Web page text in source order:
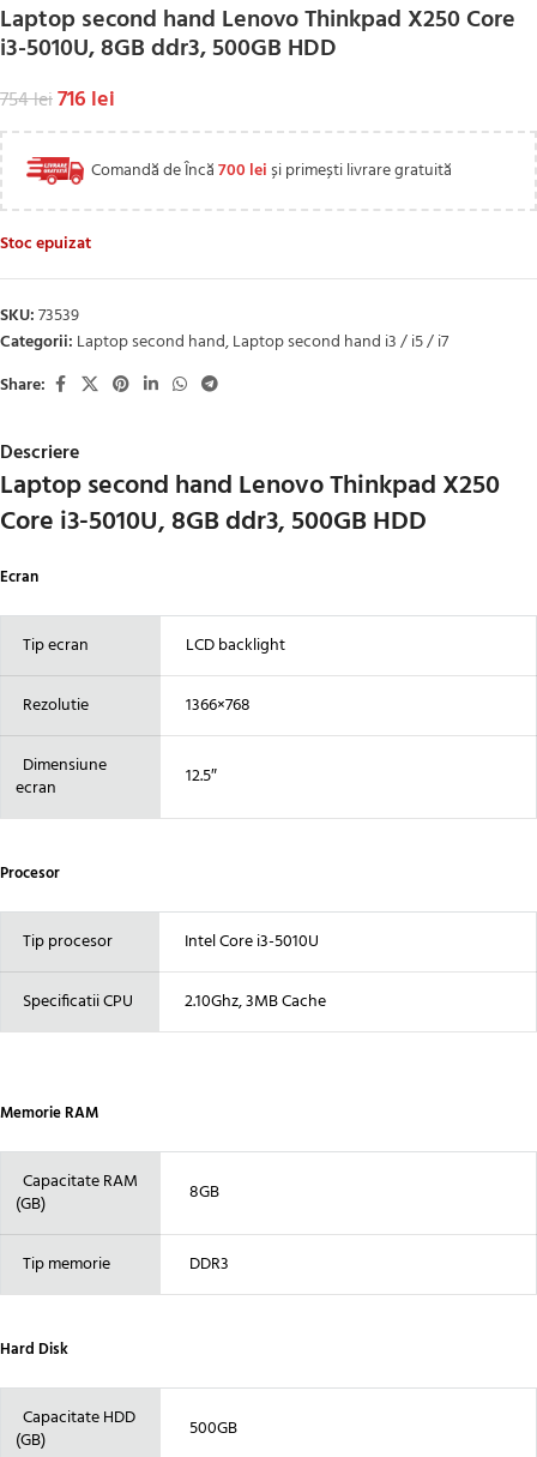
Laptop second hand Lenovo Thinkpad X250 Core
i3-5010U, 8GB ddr3, 500GB HDD
754lei716 lei
Comandă de Încă700 leiși primești livrare gratuită
Stoc epuizat
SKU:73539
Categorii: Laptop second hand,Laptop second hand i3 / i5 / i7
Share:
Descriere
Laptop second hand Lenovo Thinkpad X250
Core i3-5010U, 8GB ddr3, 500GB HDD
Ecran
Tip ecran LCD backlight
Rezolutie 1366×768
Dimensiune
ecran
12.5″
Procesor
Tip procesor Intel Core i3-5010U
Specificatii CPU 2.10Ghz, 3MB Cache
Memorie RAM
Capacitate RAM
(GB)
8GB
Tip memorie DDR3
Hard Disk
Capacitate HDD
(GB)
500GB